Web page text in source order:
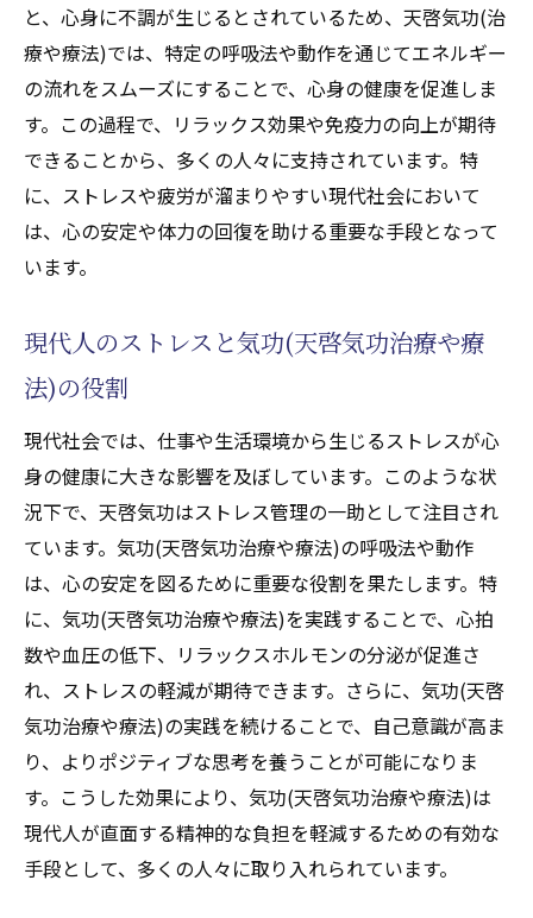
心の平穏をもたらす気功(天啓気功治療や療
法)の瞑想法
日常生活での気功(天啓気功治療や療法)の取
り入れ方
気功(天啓気功治療や療法)によるリラクゼー
ションの科学的根拠
気功(天啓気功治療や療法)が提供する健康的
実践者の声から見る気功(天啓気功治療や療
法)の効果
古代の知恵と現代のアプローチが融合する天啓
気功(天啓気功治療や療法)の魅力
古代中国における気功(天啓気功治療や療法)
の起源と歴史
現代科学が明かす気功(天啓気功治療や療法)
の新たな可能性
天啓気功(天啓気功治療や療法)が生み出す心
身のシナジー効果
伝統と現代医学の融合による効果分析
気功(天啓気功治療や療法)が持つ普遍的な健
康促進の力
今後の医療分野における気功(天啓気功治療
や療法)の役割
と、心身に不調が生じるとされているため、天啓気功(治
療や療法)では、特定の呼吸法や動作を通じてエネルギー
の流れをスムーズにすることで、心身の健康を促進しま
す。この過程で、リラックス効果や免疫力の向上が期待
できることから、多くの人々に支持されています。特
に、ストレスや疲労が溜まりやすい現代社会において
は、心の安定や体力の回復を助ける重要な手段となって
います。
現代人のストレスと気功(天啓気功治療や療
法)の役割
現代社会では、仕事や生活環境から生じるストレスが心
身の健康に大きな影響を及ぼしています。このような状
況下で、天啓気功はストレス管理の一助として注目され
ています。気功(天啓気功治療や療法)の呼吸法や動作
は、心の安定を図るために重要な役割を果たします。特
に、気功(天啓気功治療や療法)を実践することで、心拍
数や血圧の低下、リラックスホルモンの分泌が促進さ
れ、ストレスの軽減が期待できます。さらに、気功(天啓
気功治療や療法)の実践を続けることで、自己意識が高ま
り、よりポジティブな思考を養うことが可能になりま
す。こうした効果により、気功(天啓気功治療や療法)は
現代人が直面する精神的な負担を軽減するための有効な
手段として、多くの人々に取り入れられています。